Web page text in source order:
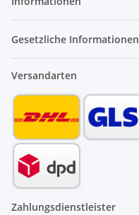
Gesetzliche Informationen
Versandarten
Zahlungsdienstleister